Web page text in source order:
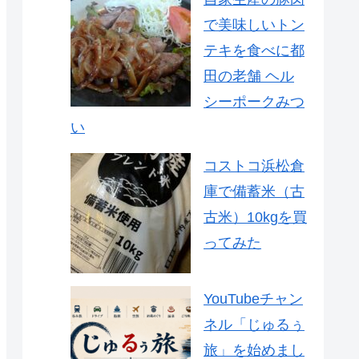
で美味しいトン
テキを食べに都
田の老舗 ヘル
シーポークみつ
い
コストコ浜松倉
庫で備蓄米（古
古米）10kgを買
ってみた
YouTubeチャン
ネル「じゅるぅ
旅」を始めまし